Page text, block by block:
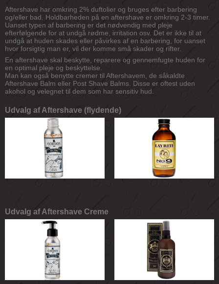
Aftershave har omkring 2% duftolier og bruges efter barbering
og/eller bad. Holdbarheden på en aftershave er omkring 2-3 timer.
Uanset typen af barbering er det nødvendig med pleje
efterfølgende for at undgå rødme, irritation osv. Det er ikke til at
undgå at huden skades eller påvirkes af en barbering, for uanset
hvor forsigtig man er, vil der komme små skader og rifter.
En aftershave skal beskytte, reparere og gennemfugte huden for
en optimal pleje og beskyttelse.
Man kan også benytte cremer til Aftershavem, de såkaldte
Aftershave Balm eller Post Shave Balms. Disse er oftest uden
akohol og velegnet til dem som har sensitiv hud.
Udvalg af Aftershave (flydende)
Udvalg af Aftershave Creme